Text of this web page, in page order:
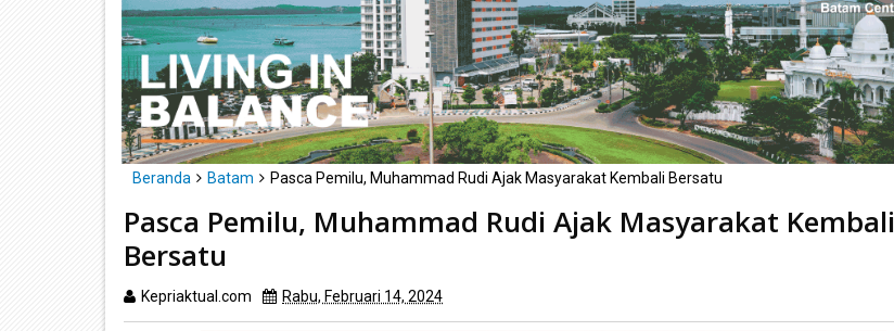
Beranda Batam Pasca Pemilu, Muhammad Rudi Ajak Masyarakat Kembali Bersatu
Pasca Pemilu, Muhammad Rudi Ajak Masyarakat Kembali
Bersatu
Kepriaktual.com Rabu, Februari 14, 2024